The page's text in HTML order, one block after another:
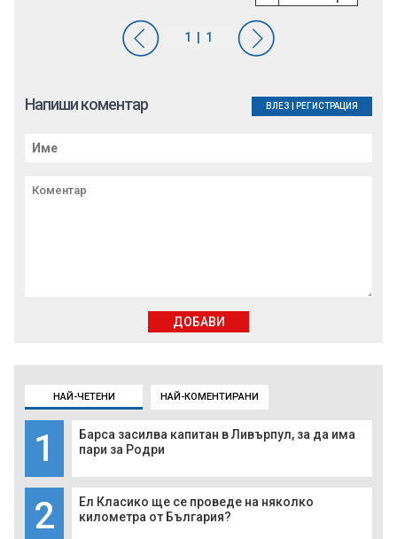
НАЙ-ЧЕТЕНИ НАЙ-КОМЕНТИРАНИ
1
Барса засилва капитан в Ливърпул, за да има
пари за Родри
2
Ел Класико ще се проведе на няколко
километра от България?
Напиши коментар ВЛЕЗ РЕГИСТРАЦИЯ
ДОБАВИ